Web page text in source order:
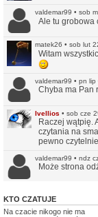
valdemar99 • sob
Ale tu grobowa
matek26 • sob lut
Witam
valdemar99 • pn lip
Chyba ma Pan
Ivellios • sob cze
Raczej wątpię.
czytania na
pewno
valdemar99 • ndz
Może strona
No i pięknie.
KTO CZATUJE
Na czacie nikogo nie ma